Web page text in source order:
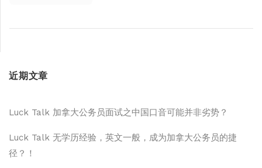
近期文章
Luck Talk 加拿大公务员面试之中国口音可能并非劣势？
Luck Talk 无学历经验，英文一般，成为加拿大公务员的捷
径？！